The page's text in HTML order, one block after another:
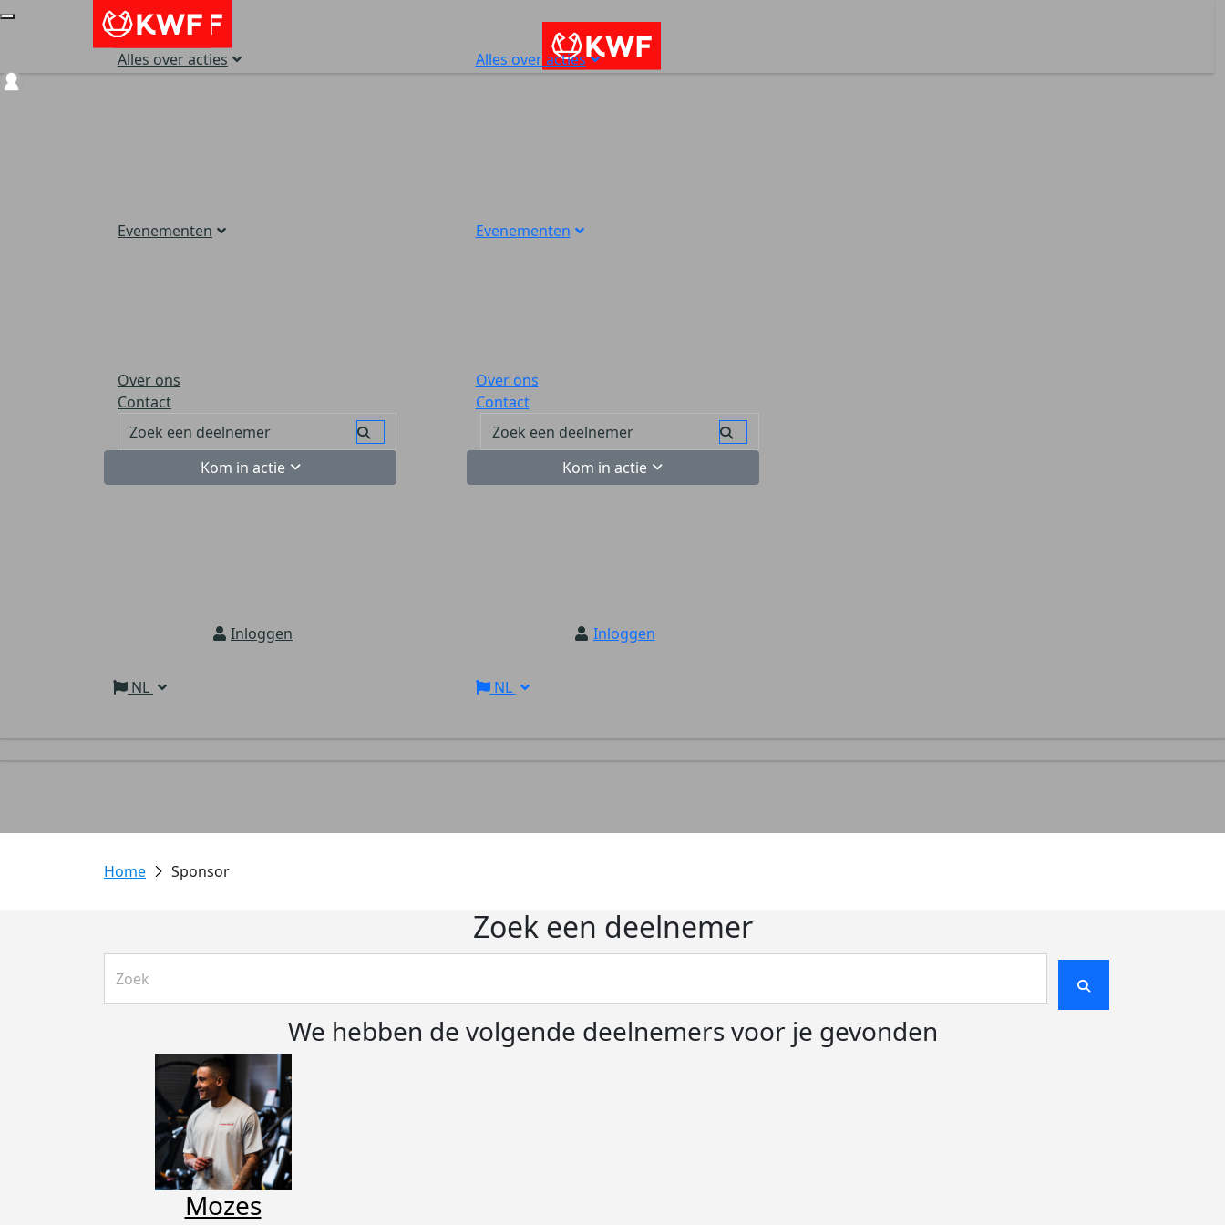
Alles over acties
Evenementen
Over ons
Contact
Kom in actie
Inloggen
NL
Alles over acties
Evenementen
Over ons
Contact
Kom in actie
Inloggen
NL
Sponsor
Zoek een deelnemer
We hebben de volgende deelnemers voor je gevonden
Mozes